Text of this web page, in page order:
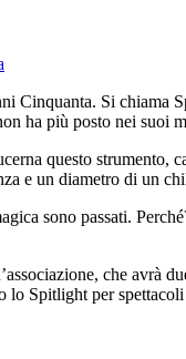
Cinquanta. Si chiama
ha più posto nei suoi
questo
e un diametro di un
sono passati.
che avrà
lo Spitlight per